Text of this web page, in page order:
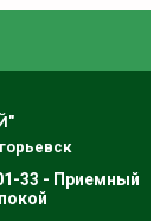
33 - Приемный
покой